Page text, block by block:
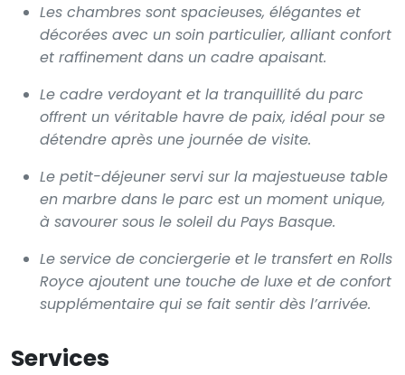
Les chambres sont spacieuses, élégantes et
décorées avec un soin particulier, alliant confort
et raffinement dans un cadre apaisant.
Le cadre verdoyant et la tranquillité du parc
offrent un véritable havre de paix, idéal pour se
détendre après une journée de visite.
Le petit-déjeuner servi sur la majestueuse table
en marbre dans le parc est un moment unique,
à savourer sous le soleil du Pays Basque.
Le service de conciergerie et le transfert en Rolls
Royce ajoutent une touche de luxe et de confort
supplémentaire qui se fait sentir dès l’arrivée.
Services